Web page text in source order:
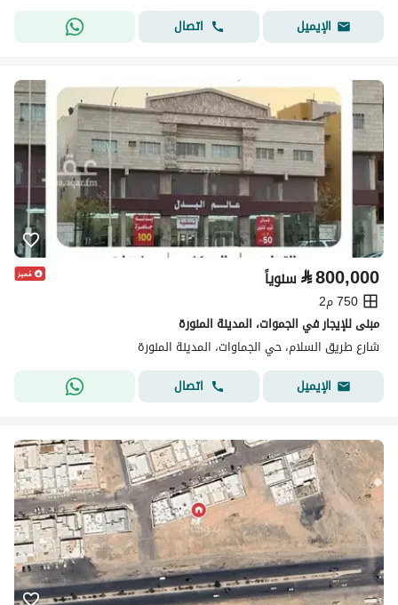
الإيميل
اتصال
⃁800,000 سنوياً
750 م2
مبنى للإيجار في الجموات، المدينة المنورة
شارع طريق السلام، حي الجماوات، المدينة المنورة
الإيميل
اتصال